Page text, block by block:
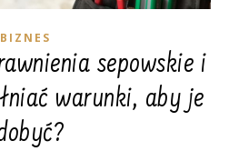
BIZNES
sepowskie i
warunki, aby je